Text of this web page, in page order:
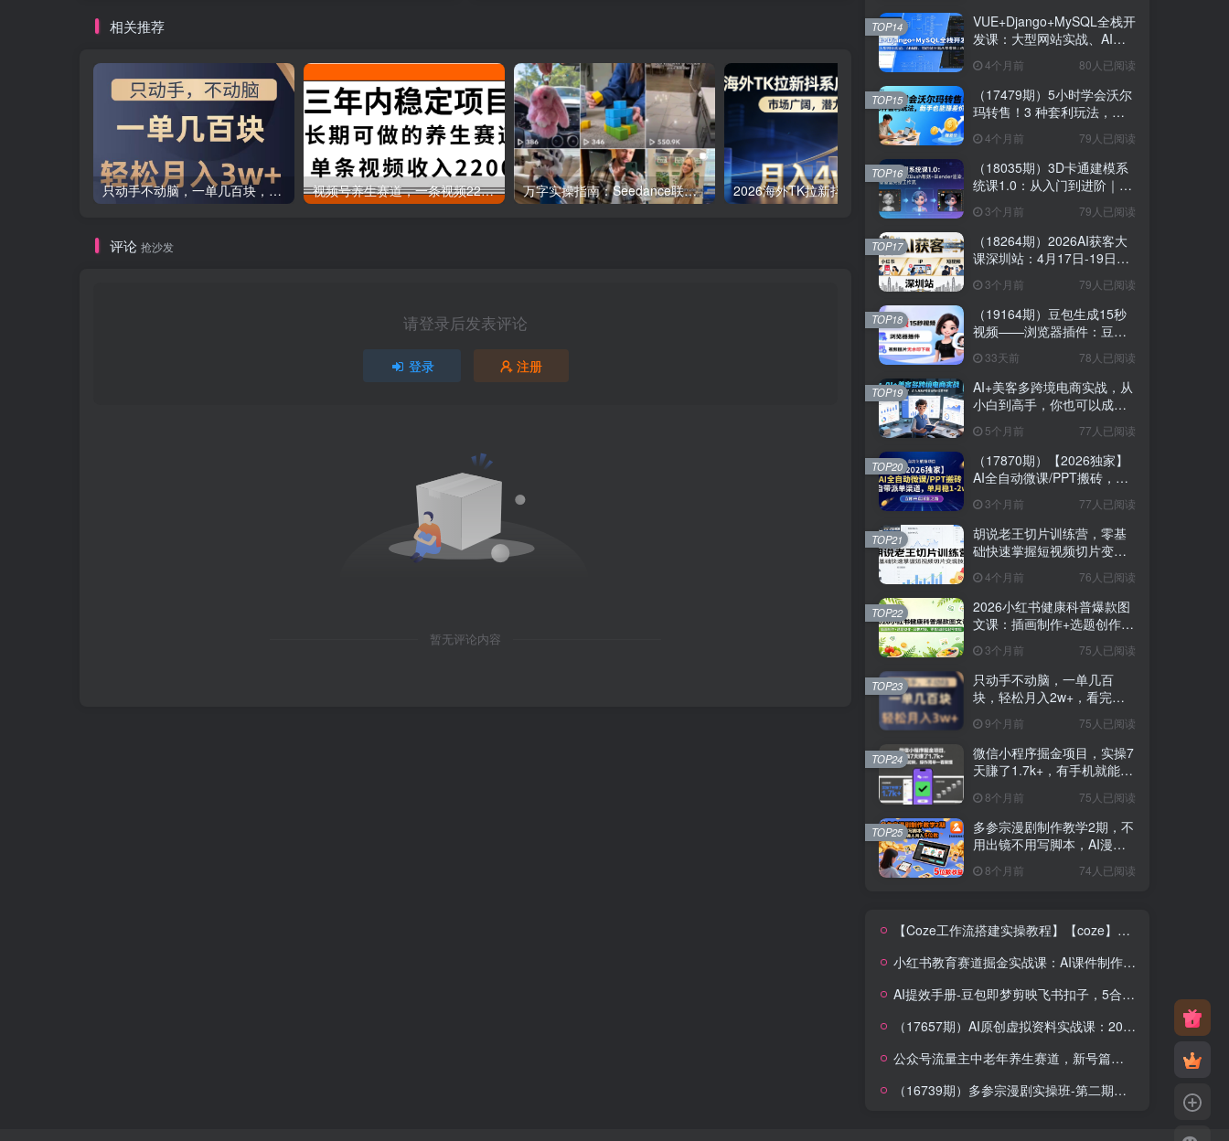
相关推荐
只动手不动脑，一单几百块，轻松月入2w+，看完就能直接操作，详细教程 视频号养生赛道，一条视频2200，很简单，长期稳定可做，有人月入3w+ 万字实操指南：Seedance联手TikTok带货，月入六位数可复制的全攻略 2026海外TK拉新抖系应用三剑客，市场广阔，潜力巨大，月入4w+ 2022玩转手机影像全系课，零基础的小白也能进阶成为手机摄影专业人士
评论 抢沙发
请登录后发表评论
登录 注册
暂无评论内容
VUE+Django+MySQL全栈开
发课：大型网站实战、AI编
线4个月前 80人已阅读
TOP14
（17479期）5小时学会沃尔
玛转售！3 种套利玩法，新
4个月前 79人已阅读
TOP15
（18035期）3D卡通建模系
统课1.0：从入门到进阶｜
10章覆盖完整工作流
3个月前 79人已阅读
TOP16
（18264期）2026AI获客大
课深圳站：4月17日-19日3
频，老板操盘手必来
3个月前 79人已阅读
TOP17
（19164期）豆包生成15秒
视频——浏览器插件：豆
+ 解锁15秒视频生成
33天前 78人已阅读
TOP18
AI+美客多跨境电商实战，从
小白到高手，你也可以成为
5个月前 77人已阅读
TOP19
（17870期）【2026独家】
AI全自动微课/PPT搬砖，自
带派单渠道，单月稳1-2W
3个月前 77人已阅读
TOP20
胡说老王切片训练营，零基
础快速掌握短视频切片变现
4个月前 76人已阅读
TOP21
2026小红书健康科普爆款图
文课：插画制作+选题创作
+品牌对接，零基础轻松起号
变现3个月前 75人已阅读
TOP22
只动手不动脑，一单几百
块，轻松月入2w+，看完就
9个月前 75人已阅读
TOP23
微信小程序掘金项目，实操7
天賺了1.7k+，有手机就能
秘】8个月前 75人已阅读
TOP24
多参宗漫剧制作教学2期，不
用出镜不用写脚本，AI漫剧
8个月前 74人已阅读
TOP25
【Coze工作流搭建实操教程】【coze】早安情感电台日签视频还在手动做？用扣子工作流自动生成，省时90%
小红书教育赛道掘金实战课：AI课件制作+店铺运营+爆款笔记，打通知识变现全路径
AI提效手册-豆包即梦剪映飞书扣子，5合1精讲实操指南，30+常见职场案例拿来即用
（17657期）AI原创虚拟资料实战课：2026新机会，小红书闲鱼开店，普通人用AI轻松变现，月入5万+
公众号流量主中老年养生赛道，新号篇篇5W+阅读，新手也能这样跑
（16739期）多参宗漫剧实操班-第二期，不出镜不写脚本、快速出片、多平台变现，一个人就是一家工作室